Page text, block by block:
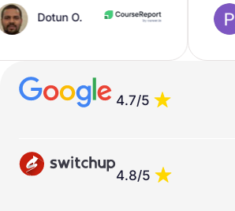
Prudence A.
4.7/5
4.8/5